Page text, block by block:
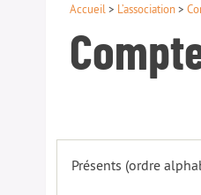
Accueil > L’association>
Présents (ordre